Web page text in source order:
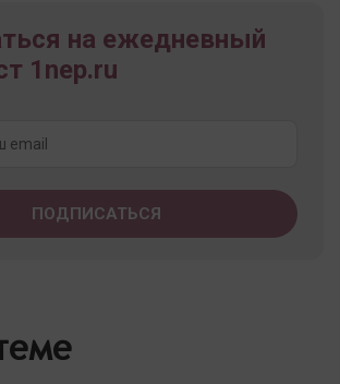
на ежедневный
1nep.ru